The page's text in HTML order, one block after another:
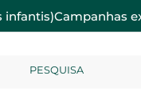
infantis)Campanhas
PESQUISA